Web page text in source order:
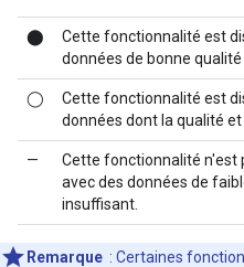
⬤
Cette fonctionnalité est
données de bonne
◯
Cette fonctionnalité est
données dont la qualité
—
Cette fonctionnalité n'est
avec des données de
insuffisant.
Remarque : Certaines